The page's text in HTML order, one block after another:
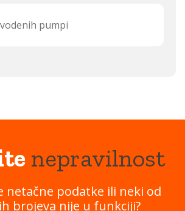
pumpi
nepravilnost
netačne podatke ili neki od
brojeva nije u funkciji?